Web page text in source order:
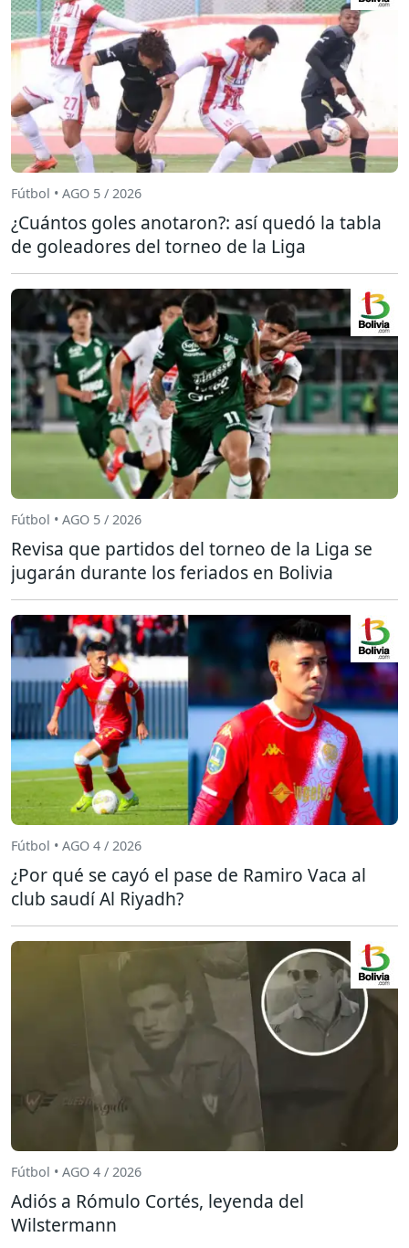
Fútbol • AGO 5 / 2026
¿Cuántos goles anotaron?: así quedó la tabla
de goleadores del torneo de la Liga
Fútbol • AGO 5 / 2026
Revisa que partidos del torneo de la Liga se
jugarán durante los feriados en Bolivia
Fútbol • AGO 4 / 2026
¿Por qué se cayó el pase de Ramiro Vaca al
club saudí Al Riyadh?
Fútbol • AGO 4 / 2026
Adiós a Rómulo Cortés, leyenda del
Wilstermann